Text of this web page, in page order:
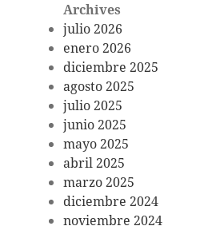
Archives
julio 2026
enero 2026
diciembre 2025
agosto 2025
julio 2025
junio 2025
mayo 2025
abril 2025
marzo 2025
diciembre 2024
noviembre 2024